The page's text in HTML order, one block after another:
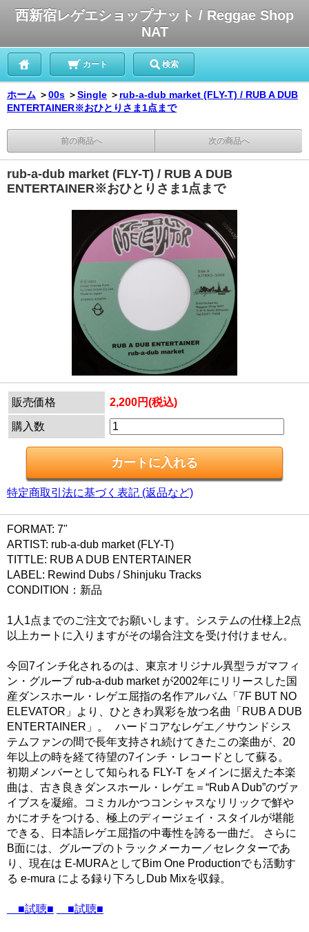
西新宿レゲエショップナット / Reggae Shop
NAT
カート 検索
ホーム ＞00s ＞Single ＞ rub-a-dub market (FLY-T) / RUB A DUB
ENTERTAINER※おひとりさま1点まで
前の商品へ 次の商品へ
rub-a-dub market (FLY-T) / RUB A DUB
ENTERTAINER※おひとりさま1点まで
販売価格 2,200円(税込)
購入数
特定商取引法に基づく表記 (返品など)
FORMAT: 7"
ARTIST: rub-a-dub market (FLY-T)
TITTLE: RUB A DUB ENTERTAINER
LABEL: Rewind Dubs / Shinjuku Tracks
CONDITION：新品
1人1点までのご注文でお願いします。システムの仕様上2点
以上カートに入りますがその場合注文を受け付けません。
今回7インチ化されるのは、東京オリジナル異型ラガマフィ
ン・グループ rub-a-dub market が2002年にリリースした国
産ダンスホール・レゲエ屈指の名作アルバム「7F BUT NO
ELEVATOR」より、ひときわ異彩を放つ名曲「RUB A DUB
ENTERTAINER」。 ハードコアなレゲエ／サウンドシス
テムファンの間で長年支持され続けてきたこの楽曲が、20
年以上の時を経て待望の7インチ・レコードとして蘇る。
初期メンバーとして知られる FLY-T をメインに据えた本楽
曲は、古き良きダンスホール・レゲエ＝“Rub A Dub”のヴァ
イブスを凝縮。コミカルかつコンシャスなリリックで鮮や
かにオチをつける、極上のディージェイ・スタイルが堪能
できる、日本語レゲエ屈指の中毒性を誇る一曲だ。 さらに
B面には、グループのトラックメーカー／セレクターであ
り、現在は E-MURAとしてBim One Productionでも活動す
る e-mura による録り下ろしDub Mixを収録。
■試聴■ ■試聴■